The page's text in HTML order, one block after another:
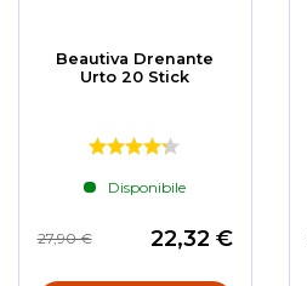
Beautiva Drenante
Urto 20 Stick
Disponibile
22,32 €
27,90 €